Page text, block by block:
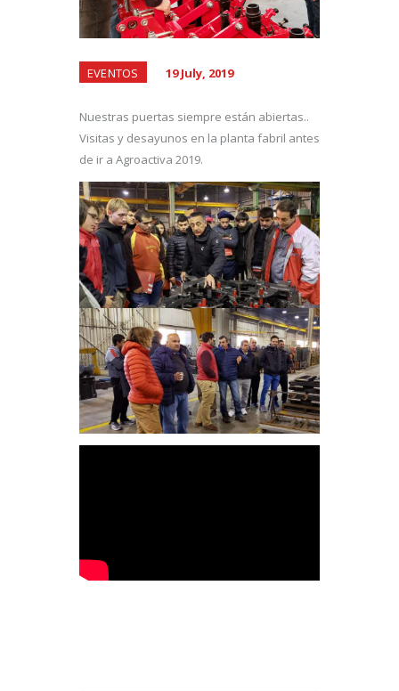
EVENTOS 19 July, 2019
Nuestras puertas siempre están abiertas..
Visitas y desayunos en la planta fabril antes
de ir a Agroactiva 2019.